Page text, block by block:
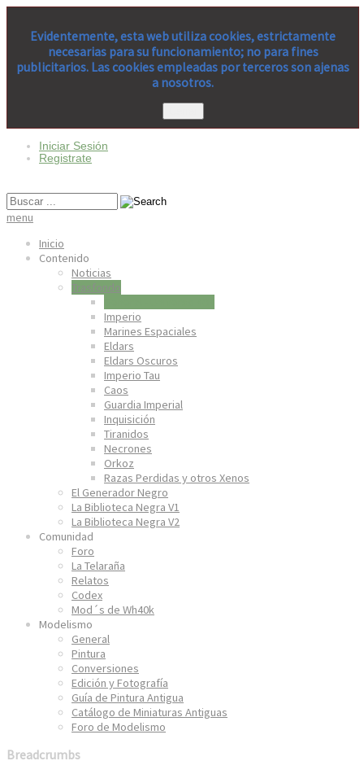
Evidentemente, esta web utiliza cookies, estrictamente
necesarias para su funcionamiento; no para fines
publicitarios. Las cookies empleadas por terceros son ajenas
a nosotros.
Iniciar Sesión
Registrate
menu
Inicio
Contenido
Noticias
Trasfondo
Imperio
Marines Espaciales
Eldars
Eldars Oscuros
Imperio Tau
Caos
Guardia Imperial
Inquisición
Tiranidos
Necrones
Orkoz
Razas Perdidas y otros Xenos
El Generador Negro
La Biblioteca Negra V1
La Biblioteca Negra V2
Comunidad
Foro
La Telaraña
Relatos
Codex
Mod´s de Wh40k
Modelismo
General
Pintura
Conversiones
Edición y Fotografía
Guía de Pintura Antigua
Catálogo de Miniaturas Antiguas
Foro de Modelismo
Breadcrumbs